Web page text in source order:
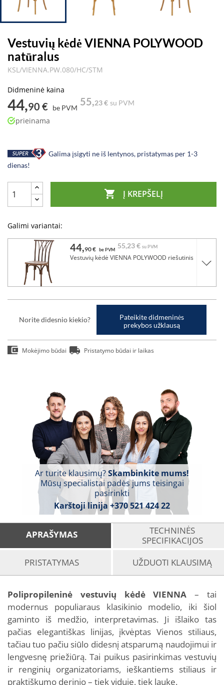
Vestuvių kėdė VIENNA POLYWOOD
natūralus
KSL/VIENNA.PW.080/HC/STM
Didmeninė kaina
44,90 € be PVM
55,23 € su PVM
prieinama
Galima įsigyti ne iš lentynos, pristatymas per 1-3
dienas!
 Į KREPŠELĮ
Galimi variantai:
44,90 € be PVM 55,23 € su PVM
Vestuvių kėdė VIENNA POLYWOOD riešutinis
Norite didesnio kiekio?
Pateikite didmeninės
prekybos užklausą
Mokėjimo būdai Pristatymo būdai ir laikas
Ar turite klausimų?Skambinkite mums!
Mūsų specialistai padės jums teisingai
pasirinkti
Karštoji linija +370 521 424 22
APRAŠYMAS
TECHNINĖS
SPECIFIKACIJOS
PRISTATYMAS
UŽDUOTI KLAUSIMĄ
Polipropileninė vestuvių kėdė VIENNA – tai
modernus populiaraus klasikinio modelio, iki šiol
gaminto iš medžio, interpretavimas. Ji išlaiko tas
pačias elegantiškas linijas, įkvėptas Vienos stiliaus,
tačiau tuo pačiu siūlo didesnį atsparumą naudojimui ir
lengvesnę priežiūrą. Tai puikus pasirinkimas vestuvių
ir renginių organizatoriams, ieškantiems stiliaus ir
praktiškumo derinio – tiek viduje, tiek lauke.